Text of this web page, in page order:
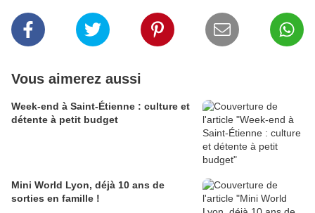
Vous aimerez aussi
Week-end à Saint-Étienne : culture et
détente à petit budget
Mini World Lyon, déjà 10 ans de
sorties en famille !